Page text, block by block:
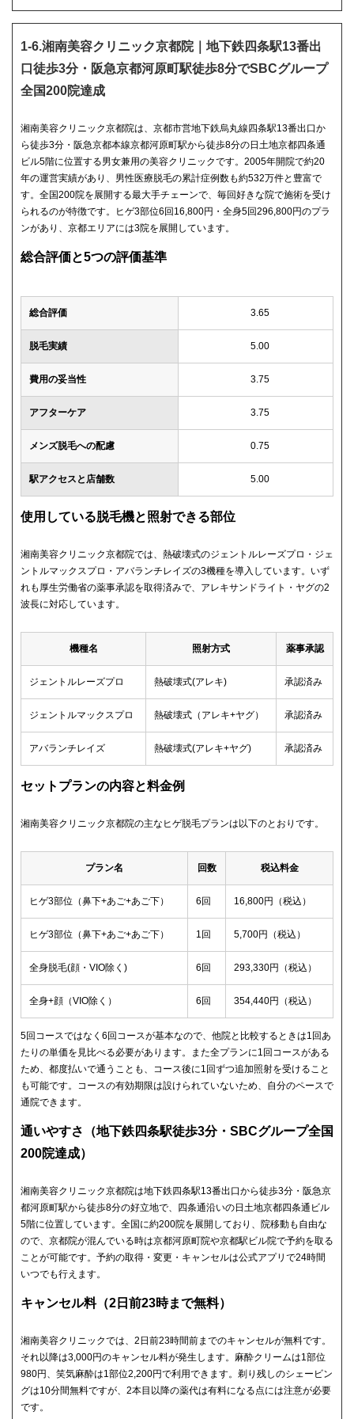
1-6.湘南美容クリニック京都院｜地下鉄四条駅13番出
口徒歩3分・阪急京都河原町駅徒歩8分でSBCグループ
全国200院達成
湘南美容クリニック京都院は、京都市営地下鉄烏丸線四条駅13番出口か
ら徒歩3分・阪急京都本線京都河原町駅から徒歩8分の日土地京都四条通
ビル5階に位置する男女兼用の美容クリニックです。2005年開院で約20
年の運営実績があり、男性医療脱毛の累計症例数も約532万件と豊富で
す。全国200院を展開する最大手チェーンで、毎回好きな院で施術を受け
られるのが特徴です。ヒゲ3部位6回16,800円・全身5回296,800円のプラ
ンがあり、京都エリアには3院を展開しています。
総合評価と5つの評価基準
総合評価 3.65
脱毛実績 5.00
費用の妥当性 3.75
アフターケア 3.75
メンズ脱毛への配慮 0.75
駅アクセスと店舗数 5.00
使用している脱毛機と照射できる部位
湘南美容クリニック京都院では、熱破壊式のジェントルレーズプロ・ジェ
ントルマックスプロ・アバランチレイズの3機種を導入しています。いず
れも厚生労働省の薬事承認を取得済みで、アレキサンドライト・ヤグの2
波長に対応しています。
機種名 照射方式 薬事承認
ジェントルレーズプロ 熱破壊式(アレキ) 承認済み
ジェントルマックスプロ 熱破壊式（アレキ+ヤグ） 承認済み
アバランチレイズ 熱破壊式(アレキ+ヤグ) 承認済み
セットプランの内容と料金例
湘南美容クリニック京都院の主なヒゲ脱毛プランは以下のとおりです。
プラン名 回数 税込料金
ヒゲ3部位（鼻下+あご+あご下） 6回 16,800円（税込）
ヒゲ3部位（鼻下+あご+あご下） 1回 5,700円（税込）
全身脱毛(顔・VIO除く) 6回 293,330円（税込）
全身+顔（VIO除く） 6回 354,440円（税込）
5回コースではなく6回コースが基本なので、他院と比較するときは1回あ
たりの単価を見比べる必要があります。また全プランに1回コースがある
ため、都度払いで通うことも、コース後に1回ずつ追加照射を受けること
も可能です。コースの有効期限は設けられていないため、自分のペースで
通院できます。
通いやすさ（地下鉄四条駅徒歩3分・SBCグループ全国
200院達成）
湘南美容クリニック京都院は地下鉄四条駅13番出口から徒歩3分・阪急京
都河原町駅から徒歩8分の好立地で、四条通沿いの日土地京都四条通ビル
5階に位置しています。全国に約200院を展開しており、院移動も自由な
ので、京都院が混んでいる時は京都河原町院や京都駅ビル院で予約を取る
ことが可能です。予約の取得・変更・キャンセルは公式アプリで24時間
いつでも行えます。
キャンセル料（2日前23時まで無料）
湘南美容クリニックでは、2日前23時間前までのキャンセルが無料です。
それ以降は3,000円のキャンセル料が発生します。麻酔クリームは1部位
980円、笑気麻酔は1部位2,200円で利用できます。剃り残しのシェービン
グは10分間無料ですが、2本目以降の薬代は有料になる点には注意が必要
です。